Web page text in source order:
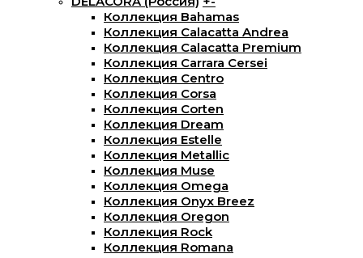
Коллекция Bahamas
Коллекция Calacatta Andrea
Коллекция Calacatta Premium
Коллекция Carrara Cersei
Коллекция Centro
Коллекция Corsa
Коллекция Corten
Коллекция Dream
Коллекция Estelle
Коллекция Metallic
Коллекция Muse
Коллекция Omega
Коллекция Onyx Breez
Коллекция Oregon
Коллекция Rock
Коллекция Romana